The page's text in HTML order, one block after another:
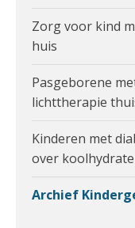
Zorg voor kind
huis
Pasgeborene
lichttherapie
Kinderen met
over
Archief